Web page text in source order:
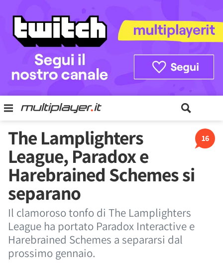
16
The Lamplighters
League, Paradox e
Harebrained Schemes si
separano
Il clamoroso tonfo di The Lamplighters
League ha portato Paradox Interactive e
Harebrained Schemes a separarsi dal
prossimo gennaio.